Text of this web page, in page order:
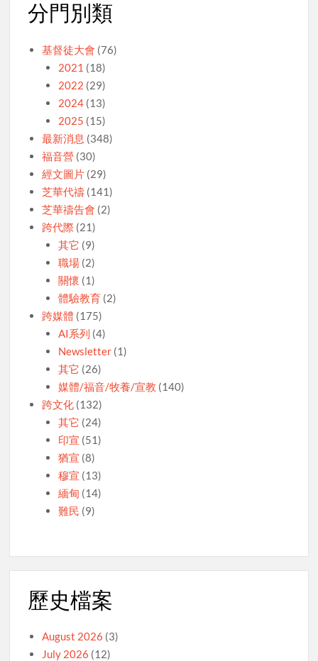
分門別類
基督徒大會 (76)
2021 (18)
2022 (29)
2024(13)
2025 (15)
最新消息 (348)
福音營 (30)
經文圖片 (29)
芝華代禱 (141)
芝華禱告會 (2)
跨代際 (21)
其它 (9)
職場(2)
關懷 (1)
體驗教育(2)
跨媒體 (175)
AI系列 (4)
Newsletter(1)
其它 (26)
媒體/福音/牧養/宣教 (140)
跨文化 (132)
其它 (24)
印宣 (51)
猶宣 (8)
穆宣 (13)
緬甸 (14)
難民 (9)
歷史檔案
August 2026 (3)
July 2026 (12)